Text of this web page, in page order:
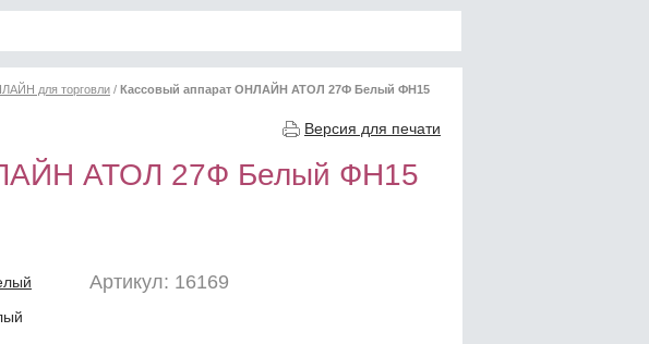
для торговли / Кассовый аппарат ОНЛАЙН АТОЛ 27Ф Белый ФН15
Версия для печати
АТОЛ 27Ф Белый ФН15
Артикул: 16169